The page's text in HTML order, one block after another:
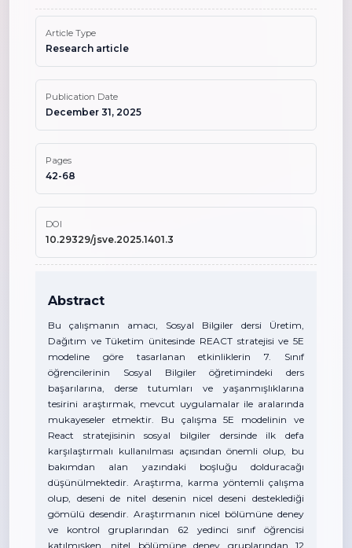
Article Type
Research article
Publication Date
December 31, 2025
Pages
42-68
DOI
10.29329/jsve.2025.1401.3
Abstract
Bu çalışmanın amacı, Sosyal Bilgiler dersi Üretim,
Dağıtım ve Tüketim ünitesinde REACT stratejisi ve 5E
modeline göre tasarlanan etkinliklerin 7. Sınıf
öğrencilerinin Sosyal Bilgiler öğretimindeki ders
başarılarına, derse tutumları ve yaşanmışlıklarına
tesirini araştırmak, mevcut uygulamalar ile aralarında
mukayeseler etmektir. Bu çalışma 5E modelinin ve
React stratejisinin sosyal bilgiler dersinde ilk defa
karşılaştırmalı kullanılması açısından önemli olup, bu
bakımdan alan yazındaki boşluğu dolduracağı
düşünülmektedir. Araştırma, karma yöntemli çalışma
olup, deseni de nitel desenin nicel deseni desteklediği
gömülü desendir. Araştırmanın nicel bölümüne deney
ve kontrol gruplarından 62 yedinci sınıf öğrencisi
katılmışken, nitel bölümüne deney gruplarından 12